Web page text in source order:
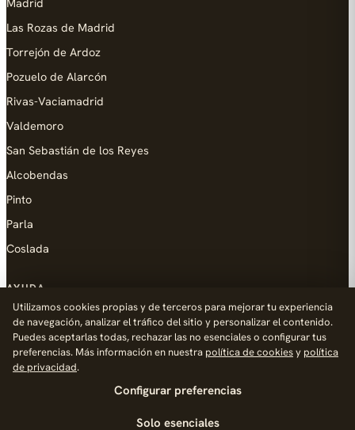
Las Rozas de Madrid
Torrejón de Ardoz
Pozuelo de Alarcón
Rivas-Vaciamadrid
Valdemoro
San Sebastián de los Reyes
Alcobendas
Pinto
Parla
Coslada
AYUDA
Añadir empresa
Contacto
Política de Privacidad
Utilizamos cookies propias y de terceros para mejorar tu experiencia
de navegación, analizar el tráfico del sitio y personalizar el contenido.
Puedes aceptarlas todas, rechazar las no esenciales o configurar tus
preferencias. Más información en nuestra política de cookiesy política
de privacidad.
Configurar preferencias
Solo esenciales